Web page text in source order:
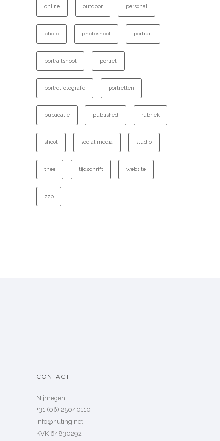
online outdoor personal
photo photoshoot portrait
portraitshoot portret
portretfotografie portretten
publicatie published rubriek
shoot social media studio
thee tijdschrift website
zzp
CONTACT
Nijmegen
+31 (06) 25040110
info@huting.net
KVK 64830292